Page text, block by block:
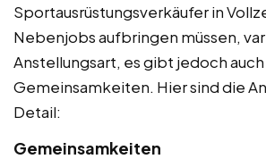
Sportausrüstungsverkäufer in
Nebenjobs aufbringen müssen,
Anstellungsart, es gibt jedoch
Gemeinsamkeiten. Hier sind die
Detail:
Gemeinsamkeiten